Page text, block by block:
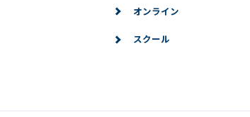
オンライン
スクール